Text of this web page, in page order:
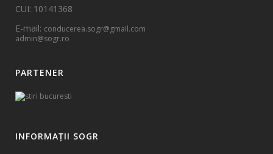
CUI: 10141368
E-mail: conducerea.sogr@gmail.com
admin@sogr.ro
PARTENER
INFORMAȚII SOGR